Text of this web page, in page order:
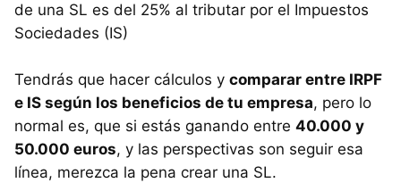
de una SL es del 25% al tributar por el Impuestos
Sociedades (IS)
Tendrás que hacer cálculos y comparar entre IRPF
e IS según los beneficios de tu empresa, pero lo
normal es, que si estás ganando entre 40.000 y
50.000 euros, y las perspectivas son seguir esa
línea, merezca la pena crear una SL.